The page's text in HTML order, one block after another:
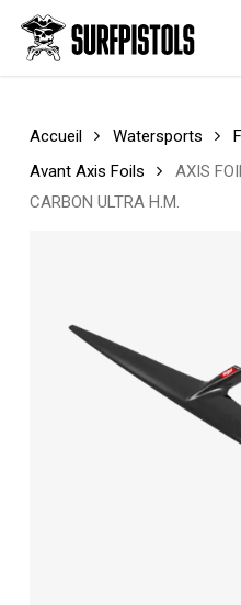
main
Cart
Accueil Watersports
Avant Axis Foils
AXIS
CARBON ULTRA H.M.